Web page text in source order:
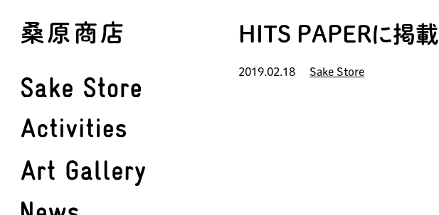
HITS PAPERに掲載
2019.02.18 Sake Store